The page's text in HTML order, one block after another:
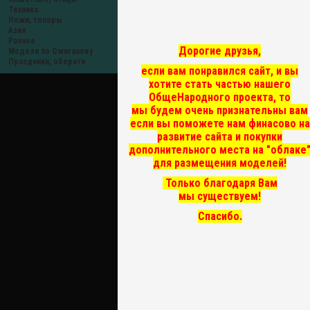
Техника
Ножи, топоры
Азия
Разное
Модели по Ожиганову
Праздники, обереги
Дорогие друзья,
если вам понравился сайт, и вы
хотите стать частью нашего
ОбщеНародного проекта, то
мы будем очень признательны вам
если вы поможете нам финасово на
развитие сайта и покупки
дополнительного места на
для размещения моделей!
Только благодаря Вам
мы существуем!
Спасибо.